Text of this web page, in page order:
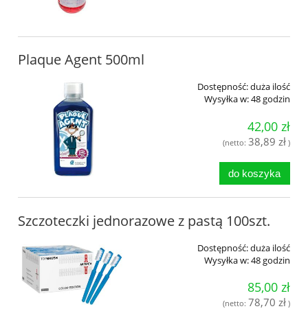
Plaque Agent 500ml
Dostępność:duża ilość
Wysyłka w:48 godzin
42,00 zł
(netto: 38,89 zł )
do koszyka
Szczoteczki jednorazowe z pastą 100szt.
Dostępność:duża ilość
Wysyłka w:48 godzin
85,00 zł
(netto: 78,70 zł )